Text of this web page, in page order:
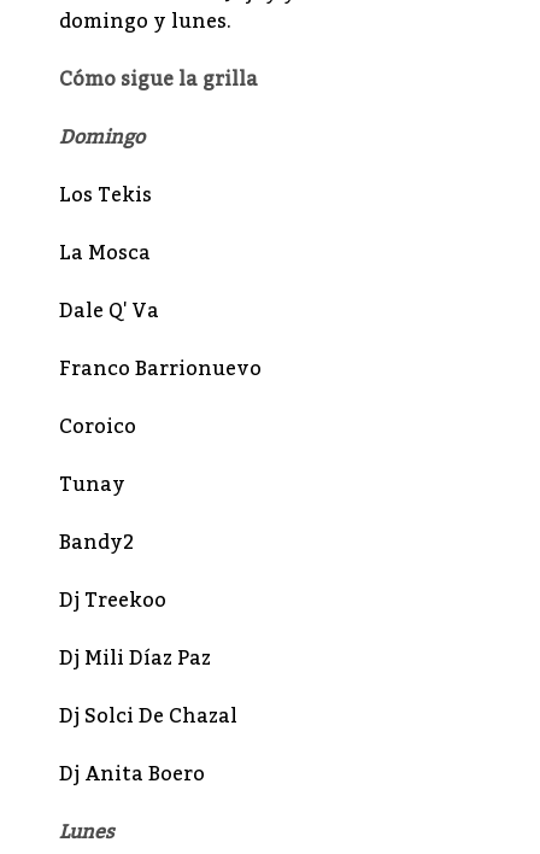
domingo y lunes.
Cómo sigue la grilla
Domingo
Los Tekis
La Mosca
Dale Q' Va
Franco Barrionuevo
Coroico
Tunay
Bandy2
Dj Treekoo
Dj Mili Díaz Paz
Dj Solci De Chazal
Dj Anita Boero
Lunes